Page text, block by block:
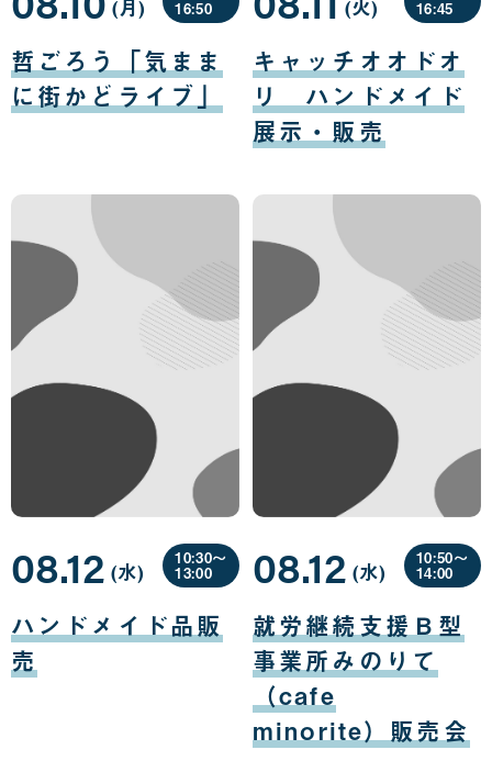
哲ごろう「気まま
に街かどライブ」
月
10
日
(月 曜
日
) 16:50
キャッチオオドオ
リ ハンドメイド
展示・販売
月
11
日
(火曜
日
) 16:45
ハンドメイド品販
売
08.12
月
12
日
(水曜
日
)
10:30〜
13:00
就労継続支援Ｂ型
事業所みのりて
（cafe
minorite）販売会
08.12
月
12
日
(水曜
日
)
10:50〜
14:00